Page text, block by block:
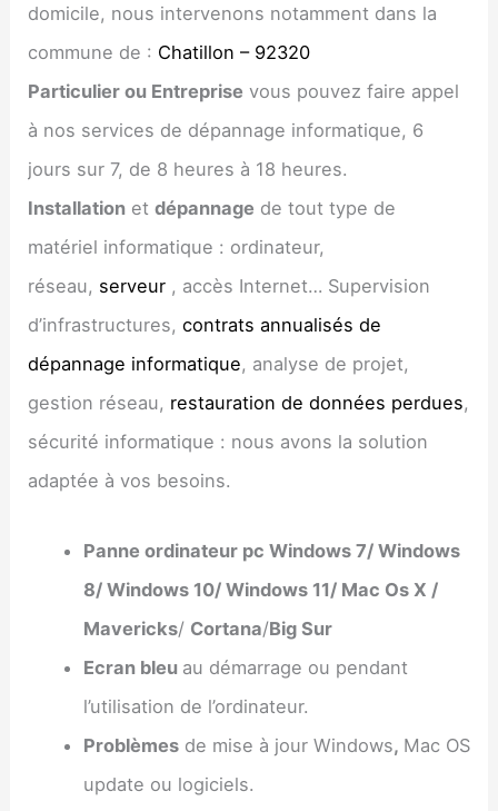
domicile, nous intervenons notamment dans la
commune de : Chatillon – 92320
Particulier ou Entreprise vous pouvez faire appel
à nos services de dépannage informatique, 6
jours sur 7, de 8 heures à 18 heures.
Installation etdépannage de tout type de
matériel informatique : ordinateur,
réseau, serveur , accès Internet… Supervision
d’infrastructures, contrats annualisés de
dépannage informatique, analyse de projet,
gestion réseau, restauration de données perdues,
sécurité informatique : nous avons la solution
adaptée à vos besoins.
Panne ordinateur pc Windows 7/ Windows
8/ Windows 10/ Windows 11/ Mac Os X /
Mavericks/ Cortana/Big Sur
Ecran bleu au démarrage ou pendant
l’utilisation de l’ordinateur.
Problèmesde mise à jour Windows, Mac OS
update ou logiciels.